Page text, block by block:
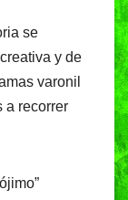
se
y de
varonil
a recorrer